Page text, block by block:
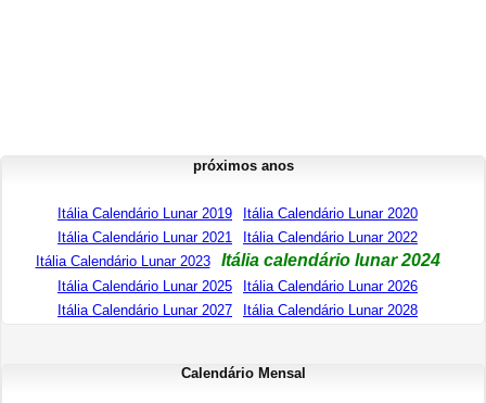
próximos anos
Itália Calendário Lunar 2019
Itália Calendário Lunar 2020
Itália Calendário Lunar 2021
Itália Calendário Lunar 2022
Itália Calendário Lunar 2023
Itália calendário lunar 2024
Itália Calendário Lunar 2025
Itália Calendário Lunar 2026
Itália Calendário Lunar 2027
Itália Calendário Lunar 2028
Calendário Mensal